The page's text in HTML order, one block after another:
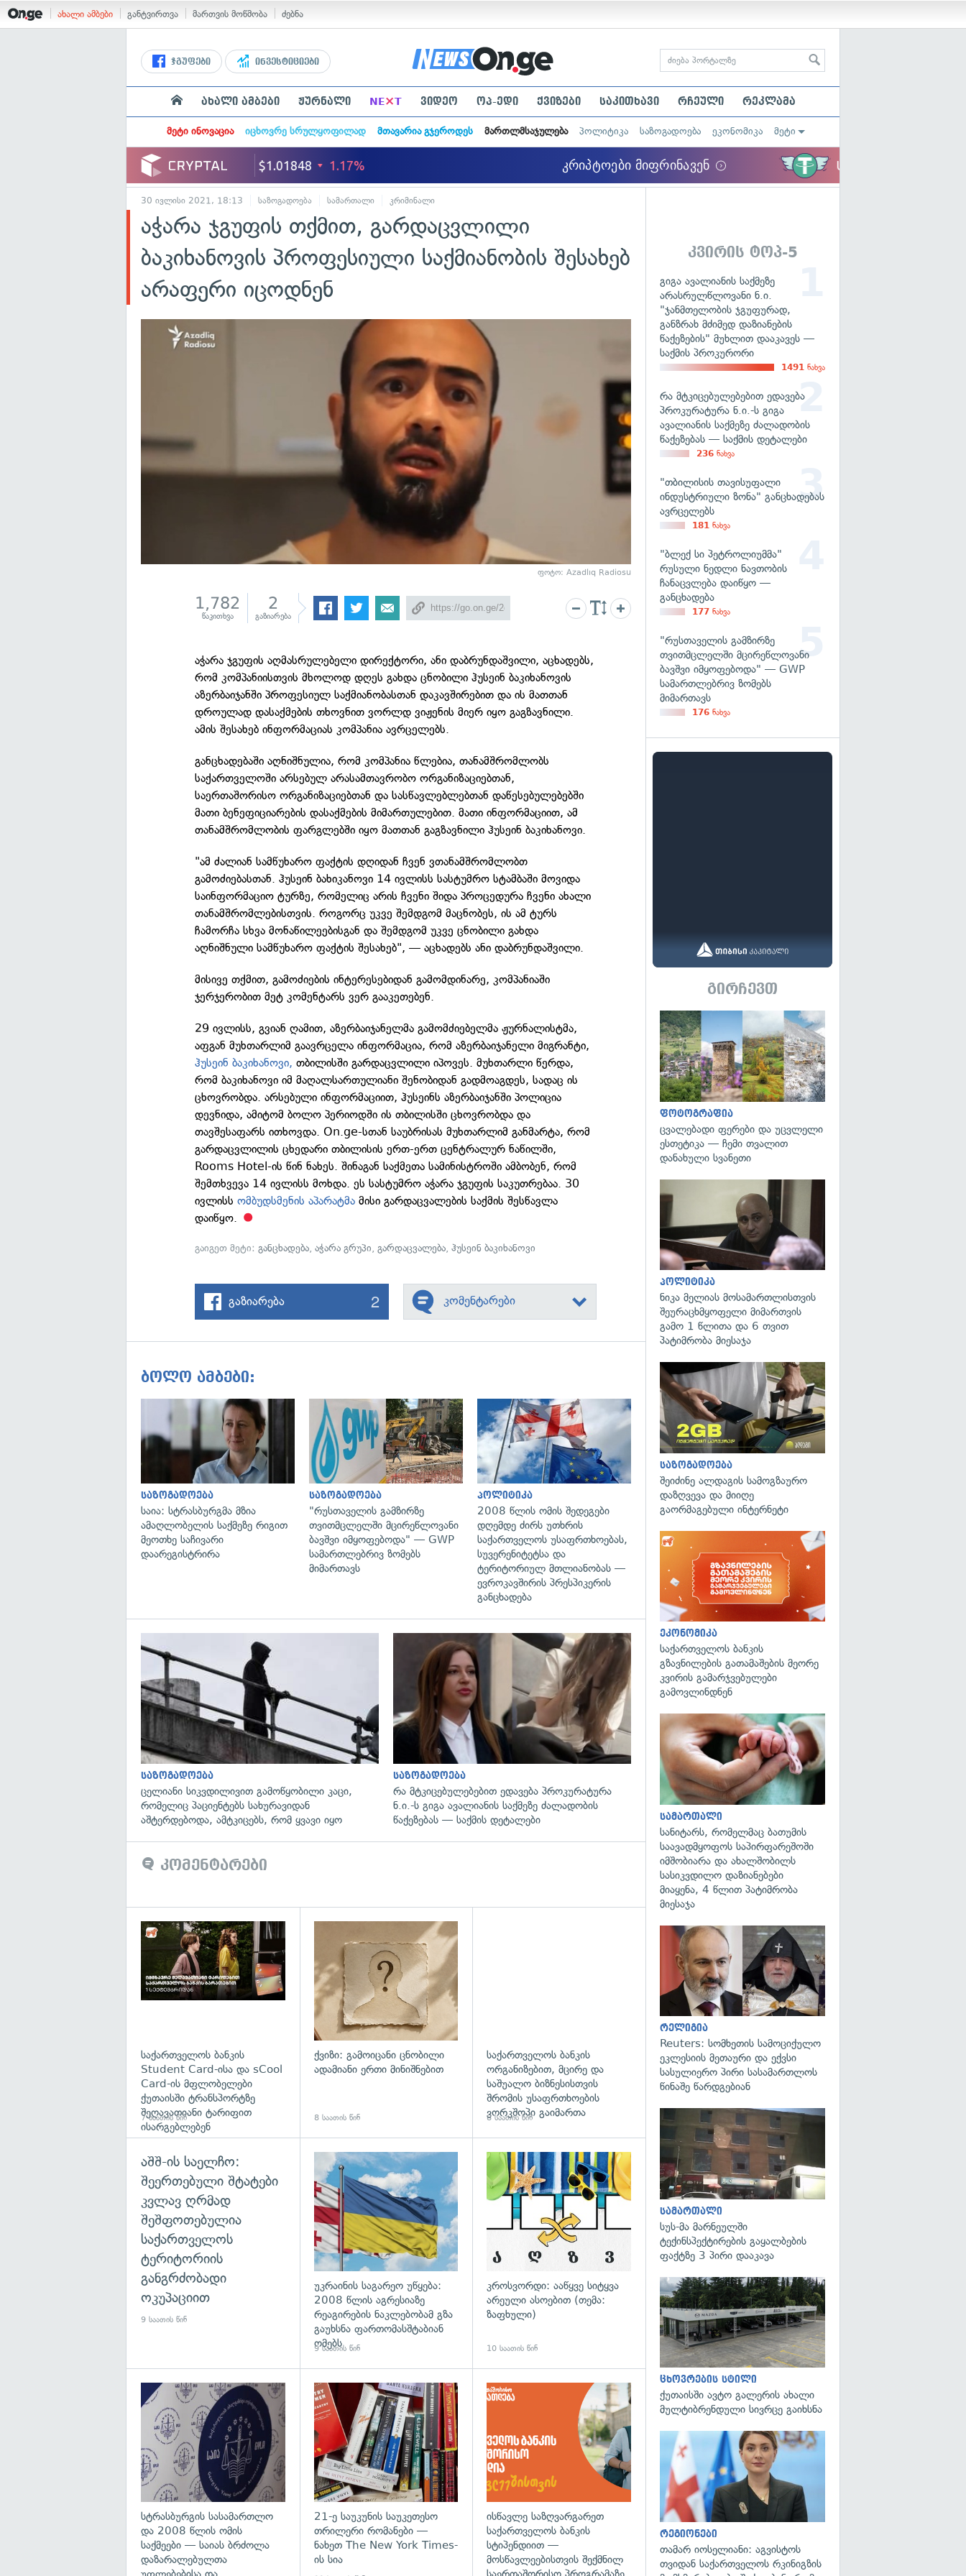
ახალი ამბები განტვირთვა მართვის მოწმობა ძებნა
ჯგუფები ინვესტიციები
ახალი ამბები ჟურნალი NE×T ვიდეო ოპ-ედი ქვიზები საკითხავი რჩეული რეკლამა
მეტი ინოვაცია იცხოვრე სრულყოფილად მთავარია გჯეროდეს მართლმსაჯულება პოლიტიკა საზოგადოება ეკონომიკა მეტი
30 ივლისი 2021, 18:13 საზოგადოება სამართალი კრიმინალი
აჭარა ჯგუფის თქმით, გარდაცვლილი
ბაკიხანოვის პროფესიული საქმიანობის შესახებ
არაფერი იცოდნენ
ფოტო: Azadlıq Radiosu
1,782
წაკითხვა
2
გაზიარება
აჭარა ჯგუფის აღმასრულებელი დირექტორი, ანი დაბრუნდაშვილი, აცხადებს,
რომ კომპანიისთვის მხოლოდ დღეს გახდა ცნობილი ჰუსეინ ბაკიხანოვის
აზერბაიჯანში პროფესიულ საქმიანობასთან დაკავშირებით და ის მათთან
დროულად დასაქმების თხოვნით ვორლდ ვიჟენის მიერ იყო გაგზავნილი.
ამის შესახებ ინფორმაციას კომპანია ავრცელებს.
განცხადებაში აღნიშნულია, რომ კომპანია წლებია, თანამშრომლობს
საქართველოში არსებულ არასამთავრობო ორგანიზაციებთან,
საერთაშორისო ორგანიზაციებთან და სასწავლებლებთან დაწესებულებებში
მათი ბენეფიციარების დასაქმების მიმართულებით. მათი ინფორმაციით, ამ
თანამშრომლობის ფარგლებში იყო მათთან გაგზავნილი ჰუსეინ ბაკიხანოვი.
"ამ ძალიან სამწუხარო ფაქტის დღიდან ჩვენ ვთანამშრომლობთ
გამოძიებასთან. ჰუსეინ ბახიკანოვი 14 ივლისს სასტუმრო სტამბაში მოვიდა
საინფორმაციო ტურზე, რომელიც არის ჩვენი შიდა პროცედურა ჩვენი ახალი
თანამშრომლებისთვის. როგორც უკვე შემდგომ მაცნობეს, ის ამ ტურს
ჩამორჩა სხვა მონაწილეებისგან და შემდგომ უკვე ცნობილი გახდა
აღნიშნული სამწუხარო ფაქტის შესახებ", — აცხადებს ანი დაბრუნდაშვილი.
მისივე თქმით, გამოძიების ინტერესებიდან გამომდინარე, კომპანიაში
ჯერჯერობით მეტ კომენტარს ვერ გააკეთებენ.
29 ივლისს, გვიან ღამით, აზერბაიჯანელმა გამომძიებელმა ჟურნალისტმა,
აფგან მუხთარლიმ გაავრცელა ინფორმაცია, რომ აზერბაიჯანელი მიგრანტი,
ჰუსეინ ბაკიხანოვი, თბილისში გარდაცვლილი იპოვეს. მუხთარლი წერდა,
რომ ბაკიხანოვი იმ მაღალსართულიანი შენობიდან გადმოაგდეს, სადაც ის
ცხოვრობდა. არსებული ინფორმაციით, ჰუსეინს აზერბაიჯანში პოლიცია
დევნიდა, ამიტომ ბოლო პერიოდში ის თბილისში ცხოვრობდა და
თავშესაფარს ითხოვდა. On.ge-სთან საუბრისას მუხთარლიმ განმარტა, რომ
გარდაცვლილის ცხედარი თბილისის ერთ-ერთ ცენტრალურ ნაწილში,
Rooms Hotel-ის წინ ნახეს. შინაგან საქმეთა სამინისტროში ამბობენ, რომ
შემთხვევა 14 ივლისს მოხდა. ეს სასტუმრო აჭარა ჯგუფის საკუთრებაა. 30
ივლისსომბუდსმენის აპარატმა მისი გარდაცვალების საქმის შესწავლა
დაიწყო.
გაიგეთ მეტი:განცხადება,აჭარა გრუპი,გარდაცვალება,ჰუსეინ ბაკიხანოვი
გაზიარება 2 კომენტარები
ბოლო ამბები:
გადახედვა
საზოგადოება
საია: სტრასბურგმა მზია
ამაღლობელის საქმეზე რიგით
მეოთხე საჩივარი
დაარეგისტრირა
გადახედვა
საზოგადოება
"რუსთაველის გამზირზე
თვითმცლელში მცირეწლოვანი
ბავშვი იმყოფებოდა" — GWP
სამართლებრივ ზომებს
მიმართავს
გადახედვა
პოლიტიკა
2008 წლის ომის შედეგები
დღემდე ძირს უთხრის
საქართველოს უსაფრთხოებას,
სუვერენიტეტსა და
ტერიტორიულ მთლიანობას —
ევროკავშირის პრესპიკერის
განცხადება
გადახედვა
საზოგადოება
ცელიანი სიკვდილივით გამოწყობილი კაცი,
რომელიც პაციენტებს სახურავიდან
აშტერდებოდა, ამტკიცებს, რომ ყვავი იყო
გადახედვა
საზოგადოება
რა მტკიცებულებებით ედავება პროკურატურა
ნ.ი.-ს გიგა ავალიანის საქმეზე ძალადობის
წაქეზებას — საქმის დეტალები
კომენტარები
საქართველოს ბანკის
Student Card-ისა და sCool
Card-ის მფლობელები
ქუთაისში ტრანსპორტზე
შეღავათიანი ტარიფით
ისარგებლებენ
7 საათის წინ
ქვიზი: გამოიცანი ცნობილი
ადამიანი ერთი მინიშნებით
8 საათის წინ
საქართველოს ბანკის
ორგანიზებით, მცირე და
საშუალო ბიზნესისთვის
შრომის უსაფრთხოების
ვორკშოპი გაიმართა
8 საათის წინ
აშშ-ის საელჩო:
შეერთებული შტატები
კვლავ ღრმად
შეშფოთებულია
საქართველოს
ტერიტორიის
განგრძობადი
ოკუპაციით
9 საათის წინ
გადახედვა
უკრაინის საგარეო უწყება:
2008 წლის აგრესიაზე
რეაგირების ნაკლებობამ გზა
გაუხსნა ფართომასშტაბიან
ომებს
9 საათის წინ
გადახედვა
კროსვორდი: ააწყვე სიტყვა
არეული ასოებით (თემა:
ზაფხული)
10 საათის წინ
გადახედვა
სტრასბურგის სასამართლო
და 2008 წლის ომის
საქმეები — საიას ბრძოლა
დაზარალებულთა
გადახედვა
21-ე საუკუნის საუკეთესო
თრილერი რომანები —
ნახეთ The New York Times-
ის სია
ისწავლე საზღვარგარეთ
საქართველოს ბანკის
სტიპენდიით —
მოსწავლეებისთვის შექმნილ
კვირის ტოპ-5
გიგა ავალიანის საქმეზე
არასრულწლოვანი ნ.ი.
"ჯანმთელობის ჯგუფურად,
განზრახ მძიმედ დაზიანების
წაქეზების" მუხლით დააკავეს —
საქმის პროკურორი
1491 ნახვა
რა მტკიცებულებებით ედავება
პროკურატურა ნ.ი.-ს გიგა
ავალიანის საქმეზე ძალადობის
წაქეზებას — საქმის დეტალები
236 ნახვა
"თბილისის თავისუფალი
ინდუსტრიული ზონა" განცხადებას
ავრცელებს
181 ნახვა
"ბლექ სი პეტროლიუმმა"
რუსული ნედლი ნავთობის
ჩანაცვლება დაიწყო —
განცხადება
177 ნახვა
"რუსთაველის გამზირზე
თვითმცლელში მცირეწლოვანი
ბავშვი იმყოფებოდა" — GWP
სამართლებრივ ზომებს
მიმართავს
176 ნახვა
გირჩევთ
ფოტოგრაფია
ცვალებადი ფერები და უცვლელი
ესთეტიკა — ჩემი თვალით
დანახული სვანეთი
პოლიტიკა
ნიკა მელიას მოსამართლისთვის
შეურაცხმყოფელი მიმართვის
გამო 1 წლითა და 6 თვით
პატიმრობა მიესაჯა
საზოგადოება
შეიძინე ალდაგის სამოგზაურო
დაზღვევა და მიიღე
გაორმაგებული ინტერნეტი
ეკონომიკა
საქართველოს ბანკის
გზავნილების გათამაშების მეორე
კვირის გამარჯვებულები
გამოვლინდნენ
სამართალი
სანიტარს, რომელმაც ბათუმის
საავადმყოფოს საპირფარეშოში
იმშობიარა და ახალშობილს
სასიკვდილო დაზიანებები
მიაყენა, 4 წლით პატიმრობა
მიესაჯა
რელიგია
Reuters: სომხეთის სამოციქულო
ეკლესიის მეთაური და ექვსი
სასულიერო პირი სასამართლოს
წინაშე წარდგებიან
სამართალი
სუს-მა მარნეულში
ტექინსპექტირების გაყალბების
ფაქტზე 3 პირი დააკავა
ცხოვრების სტილი
ქუთაისში ავტო გალერის ახალი
მულტიბრენდული სივრცე გაიხსნა
რეგიონები
თამარ იოსელიანი: აგვისტოს
თვიდან საქართველოს რკინიგზის